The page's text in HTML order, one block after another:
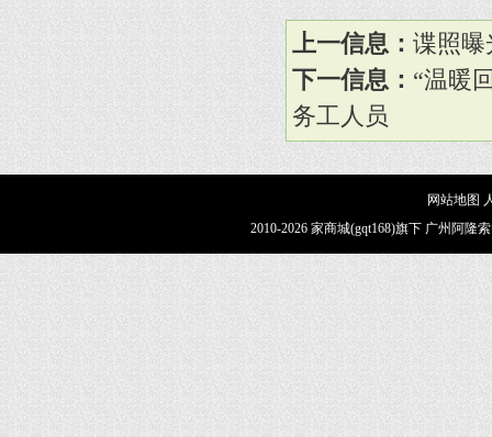
上一信息： 谍照曝
下一信息： “温暖
务工人员
网站地图
2010-2026 家商城(gqt168)旗下 广州阿隆